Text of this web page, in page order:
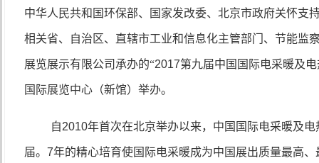
中华人民共和国环保部、国家发改委、北京市政府关怀支
相关省、自治区、直辖市工业和信息化主管部门、节能监
展览展示有限公司承办的“2017第九届中国国际电采暖及
国际展览中心（新馆）举办。
自2010年首次在北京举办以来，中国国际电采暖及
届。 7年的精心培育使国际电采暖成为中国展出质量最高